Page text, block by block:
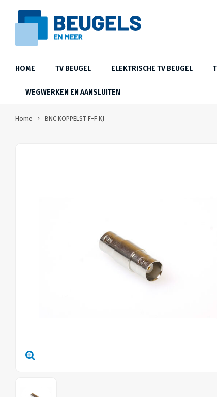
HOME TV BEUGEL ELEKTRISCHE TV BEUGEL
WEGWERKEN EN AANSLUITEN
Home BNC KOPPELST F-F KJ